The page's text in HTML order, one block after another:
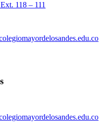
118 – 111